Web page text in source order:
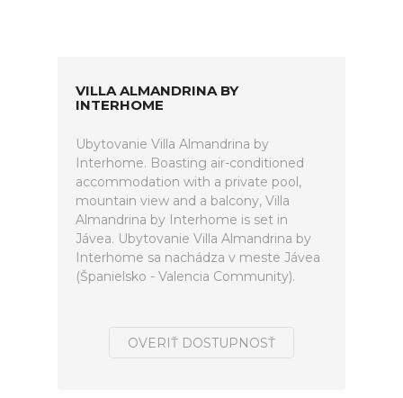
VILLA ALMANDRINA BY
INTERHOME
Ubytovanie Villa Almandrina by
Interhome. Boasting air-conditioned
accommodation with a private pool,
mountain view and a balcony, Villa
Almandrina by Interhome is set in
Jávea. Ubytovanie Villa Almandrina by
Interhome sa nachádza v meste Jávea
(Španielsko - Valencia Community).
OVERIŤ DOSTUPNOSŤ